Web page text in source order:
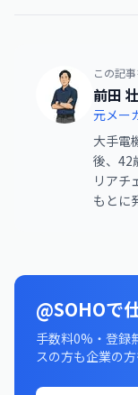
この記
前田
元メー
大手電
後、42
リアチ
もとに
@SOHOで
手数料0%・登録
スの方も企業の